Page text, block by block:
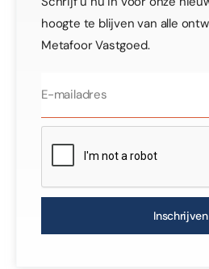
hoogte te blijven van alle
Metafoor Vastgoed.
Inschrijven